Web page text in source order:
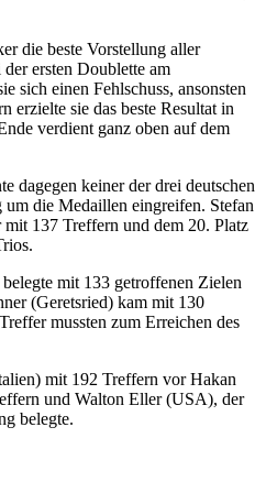
die beste Vorstellung aller
ersten Doublette am
sich einen Fehlschuss, ansonsten
erzielte sie das beste Resultat in
verdient ganz oben auf dem
dagegen keiner der drei deutschen
die Medaillen eingreifen. Stefan
137 Treffern und dem 20. Platz
mit 133 getroffenen Zielen
(Geretsried) kam mit 130
mussten zum Erreichen des
mit 192 Treffern vor Hakan
und Walton Eller (USA), der
belegte.